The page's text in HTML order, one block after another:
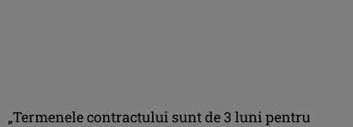
„Termenele contractului sunt de 3 luni pentru